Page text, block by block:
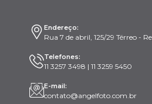
Endereço:
Rua 7 de abril, 125/29 Térreo -
Telefones:
11 3257 3498 | 11 3259 5450
E-mail:
contato@angelfoto.com.br